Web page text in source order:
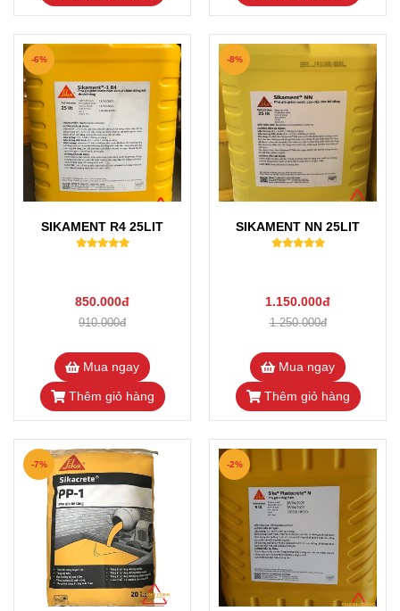
SIKAMENT R4 25LIT
850.000đ
910.000đ
-6%
Mua ngay
Thêm giỏ hàng
SIKAMENT NN 25LIT
1.150.000đ
1.250.000đ
-8%
Mua ngay
Thêm giỏ hàng
-7% -2%